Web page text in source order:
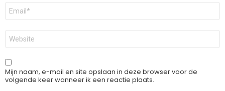
E-
mail
*
Site
Mijn naam, e-mail en site opslaan in deze browser voor de
volgende keer wanneer ik een reactie plaats.